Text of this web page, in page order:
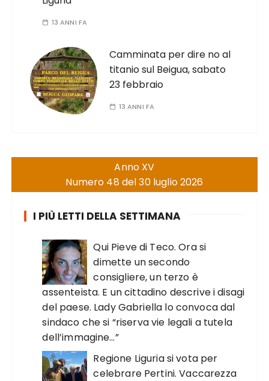
13 ANNI FA
Camminata per dire no al
titanio sul Beigua, sabato
23 febbraio
13 ANNI FA
Anno XV
Numero 48 del 30 luglio 2026
I PIÙ LETTI DELLA SETTIMANA
Qui Pieve di Teco. Ora si
dimette un secondo
consigliere, un terzo è
assenteista. E un cittadino descrive i disagi
del paese. Lady Gabriella lo convoca dal
sindaco che si “riserva vie legali a tutela
dell’immagine…”
Regione Liguria si vota per
celebrare Pertini. Vaccarezza